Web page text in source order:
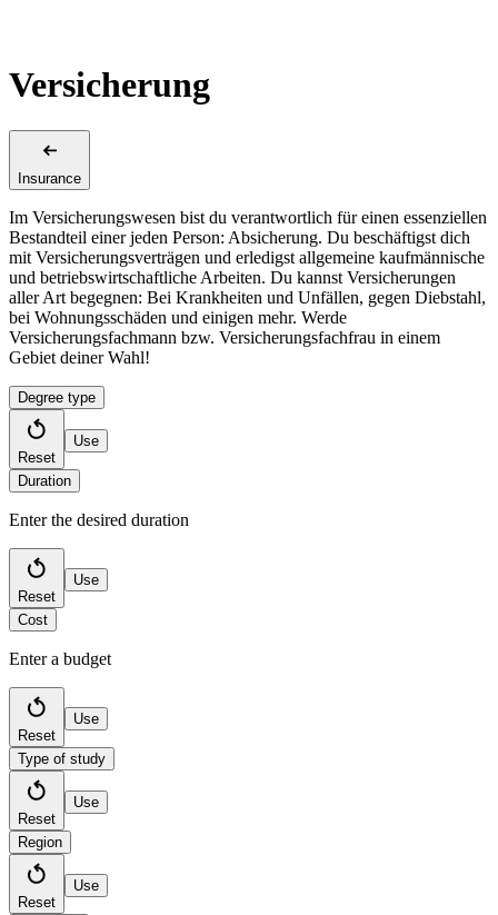
Versicherung
Insurance
Im Versicherungswesen bist du verantwortlich für einen essenziellen
Bestandteil einer jeden Person: Absicherung. Du beschäftigst dich
mit Versicherungsverträgen und erledigst allgemeine kaufmännische
und betriebswirtschaftliche Arbeiten. Du kannst Versicherungen
aller Art begegnen: Bei Krankheiten und Unfällen, gegen Diebstahl,
bei Wohnungsschäden und einigen mehr. Werde
Versicherungsfachmann bzw. Versicherungsfachfrau in einem
Gebiet deiner Wahl!
Degree type
Reset
Use
Duration
Enter the desired duration
Reset
Use
Cost
Enter a budget
Reset
Use
Type of study
Reset
Use
Region
Reset
Use